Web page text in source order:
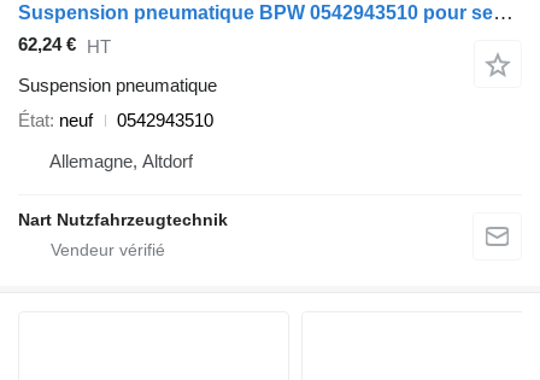
Suspension pneumatique BPW 0542943510 pour semi-remorque Schmitz Cargobull
62,24 € HT
Suspension pneumatique
État neuf
0542943510
Allemagne, Altdorf
Nart Nutzfahrzeugtechnik